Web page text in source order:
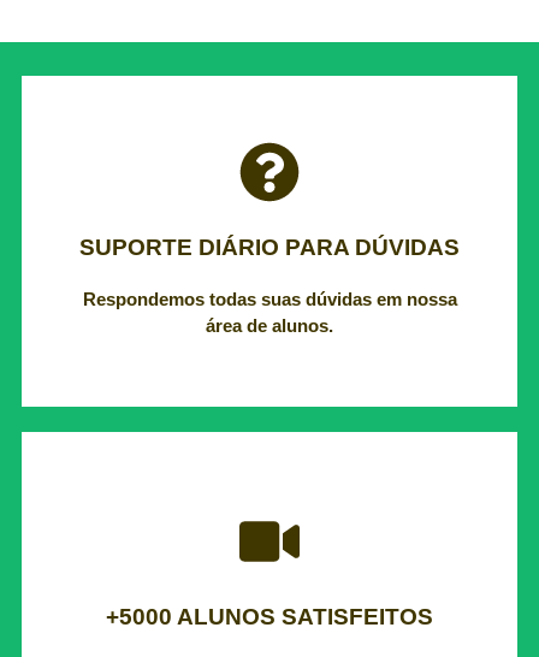
SUPORTE DIÁRIO PARA DÚVIDAS
Respondemos todas suas dúvidas em nossa
área de alunos.
de alunos.
+5000 ALUNOS SATISFEITOS
+5000 ALUNOS SATISFEITOS